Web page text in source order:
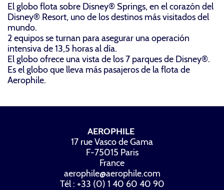
El globo flota sobre Disney® Springs, en el corazón del
Disney® Resort, uno de los destinos más visitados del
mundo.
2 equipos se turnan para asegurar una operación
intensiva de 13,5 horas al día.
El globo ofrece una vista de los 7 parques de Disney®.
Es el globo que lleva más pasajeros de la flota de
Aerophile.
AEROPHILE
17 rue Vasco de Gama
F-75015 Paris
France
aerophile@aerophile.com
Tél : +33 (0) 1 40 60 40 90